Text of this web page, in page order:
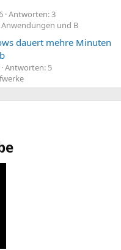
Antworten: 3
und B
dauert mehre Minuten
Antworten: 5